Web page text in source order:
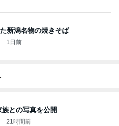
新潟名物の焼きそば
1日前
との写真を公開
21時間前